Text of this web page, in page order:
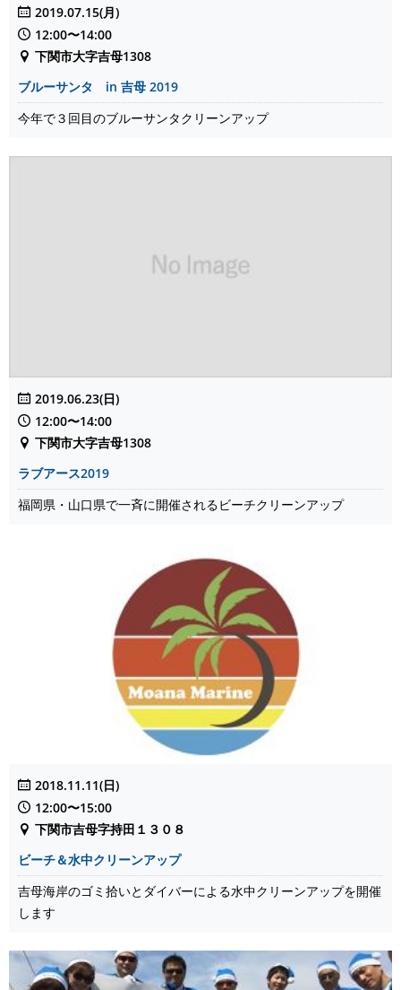
2019.07.15(月)
12:00〜14:00
下関市大字吉母1308
ブルーサンタ in 吉母 2019
今年で３回目のブルーサンタクリーンアップ
2019.06.23(日)
12:00〜14:00
下関市大字吉母1308
ラブアース2019
福岡県・山口県で一斉に開催されるビーチクリーンアップ
2018.11.11(日)
12:00〜15:00
下関市吉母字持田１３０８
ビーチ＆水中クリーンアップ
吉母海岸のゴミ拾いとダイバーによる水中クリーンアップを開催
します